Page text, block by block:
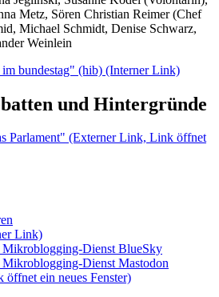
Metz, Sören Christian Reimer (Chef
Michael Schmidt, Denise Schwarz,
Weinlein
bundestag" (hib) (Interner Link)
und Hintergründe
Parlament" (Externer Link, Link öffnet
Link)
Dienst BlueSky
Dienst Mastodon
ein neues Fenster)